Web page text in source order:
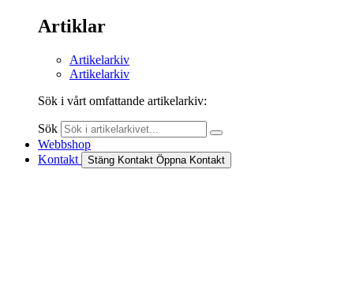
Artiklar
Artikelarkiv
Artikelarkiv
Sök i vårt omfattande artikelarkiv:
Sök
Webbshop
Kontakt
Stäng Kontakt Öppna Kontakt